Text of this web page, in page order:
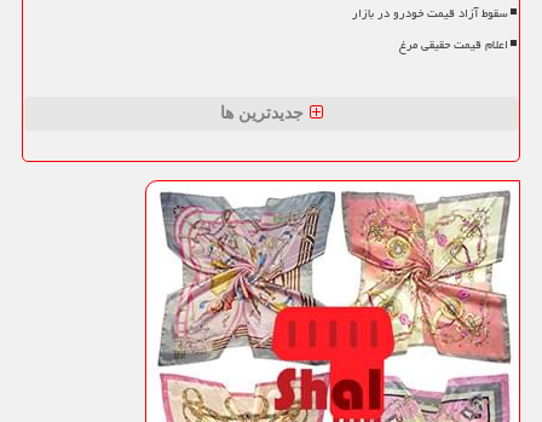
سقوط آزاد قیمت خودرو در بازار
اعلام قیمت حقیقی مرغ
جدیدترین ها